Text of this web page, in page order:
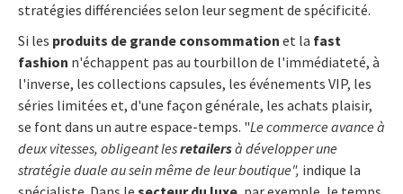
stratégies différenciées selon leur segment de spécificité.
Si les produits de grande consommation et la fast
fashion n'échappent pas au tourbillon de l'immédiateté, à
l'inverse, les collections capsules, les événements VIP, les
séries limitées et, d'une façon générale, les achats plaisir,
se font dans un autre espace-temps. "Le commerce avance à
deux vitesses, obligeant lesretailersà développer une
stratégie duale au sein même de leur boutique", indique la